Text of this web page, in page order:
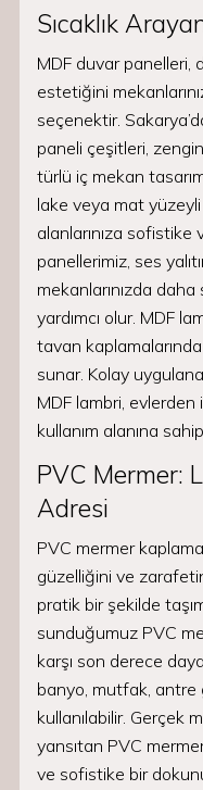
Sıcaklık
MDF duvar panelleri,
estetiğini
seçenektir.
paneli çeşitleri,
türlü iç mekan
lake veya mat
alanlarınıza
panellerimiz, ses
mekanlarınızda
yardımcı olur. MDF
tavan
sunar. Kolay
MDF lambri,
kullanım alanına
PVC Mermer:
Adresi
PVC mermer
güzelliğini ve
pratik bir şekilde
sunduğumuz PVC
karşı son derece
banyo, mutfak, antre
kullanılabilir. Gerçek
yansıtan PVC
ve sofistike bir